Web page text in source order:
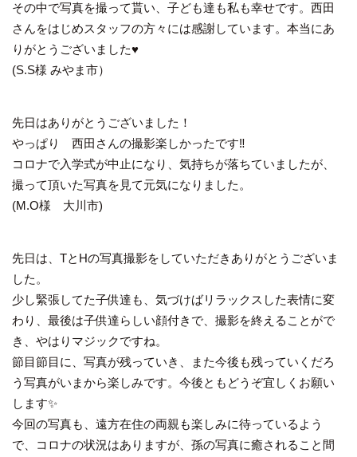
その中で写真を撮って貰い、子ども達も私も幸せです。西田
さんをはじめスタッフの方々には感謝しています。本当にあ
りがとうございました♥
(S.S様 みやま市）
先日はありがとうございました！
やっぱり 西田さんの撮影楽しかったです‼️
コロナで入学式が中止になり、気持ちが落ちていましたが、
撮って頂いた写真を見て元気になりました。
(M.O様 大川市)
先日は、TとHの写真撮影をしていただきありがとうございま
した。
少し緊張してた子供達も、気づけばリラックスした表情に変
わり、最後は子供達らしい顔付きで、撮影を終えることがで
き、やはりマジックですね。
節目節目に、写真が残っていき、また今後も残っていくだろ
う写真がいまから楽しみです。今後ともどうぞ宜しくお願い
します✨
今回の写真も、遠方在住の両親も楽しみに待っているよう
で、コロナの状況はありますが、孫の写真に癒されること間